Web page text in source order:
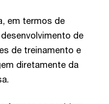
em termos de
de
de treinamento e
diretamente da